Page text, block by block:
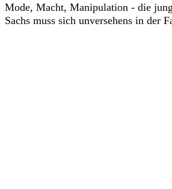
Mode, Macht, Manipulation - die
Sachs muss sich unversehens in der